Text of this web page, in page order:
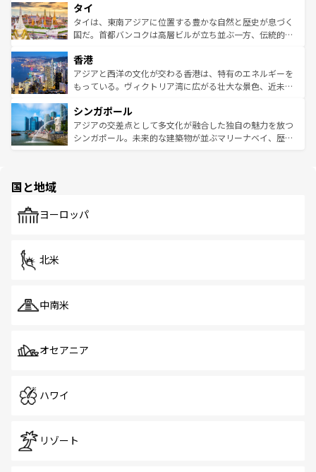
リティに包まれながら、韓国の多彩な魅力を心ゆくまで味
わってみてほしい。 なお、新着の韓国情報はコンテンツ一
覧を参照してほしい。
急速な発展と共に伝統が息づく。ハノイの古い町並みやホ
ーチミン市のフランス統治時代の建物も、独特の雰囲気を
醸し出している。また、バラエティの豊かさとおいしさで
とつ。フォーやバインミー、ベトナムコーヒーなどは、ぜ
ひ現地で味わいたい。どの地域を訪れてもあたたかい人々
が旅行者を迎えてくれるので、きっと忘れられない旅にな
参照してほしい。
タイ
タイは、東南アジアに位置する豊かな自然と歴史が息づく
国だ。首都バンコクは高層ビルが立ち並ぶ一方、伝統的な
の活気が交差している。北部ではチェンマイなどの山岳地
帯で自然と触れ合い、南部ではプーケットやクラビの美し
いビーチでリゾート気分を楽しむことができる。タイ料理
激する。気候は一年中温暖で、どの季節にも異なる楽しみ
が待っている。親しみやすいタイの人々、仏教を中心とし
た文化、そして多様な観光資源が、訪れる旅人を魅了し続
香港
アジアと西洋の文化が交わる香港は、特有のエネルギーを
もっている。ヴィクトリア湾に広がる壮大な景色、近未来
み、どこを訪れても感動するはず。観光スポットが密集し
ており、効率よく見どころを回れるのも魅力。息をのむよ
うな絶景から文化的な体験まで、香港を存分に楽しみ尽く
シンガポール
アジアの交差点として多文化が融合した独自の魅力を放つ
シンガポール。未来的な建築物が並ぶマリーナベイ、歴史
で、ホーカーズは地元の風情を楽しめる外せないスポット
国と地域
ヨーロッパ
北米
中南米
オセアニア
ハワイ
リゾート